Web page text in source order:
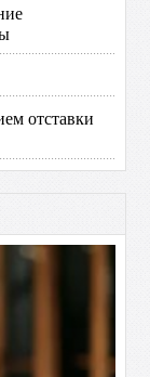
отставки